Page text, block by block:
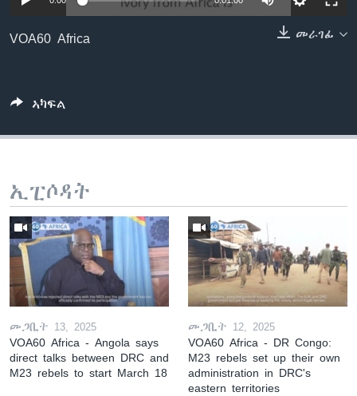
ቂሔ ጽልሚ
ቋንቋታት መራገፊ
VOA60 Africa
ኣካፍል
ኢፒሶዳት
መጋቢት 13, 2025
VOA60 Africa - Angola says
direct talks between DRC and
M23 rebels to start March 18
መጋቢት 12, 2025
VOA60 Africa - DR Congo:
M23 rebels set up their own
administration in DRC's
eastern territories